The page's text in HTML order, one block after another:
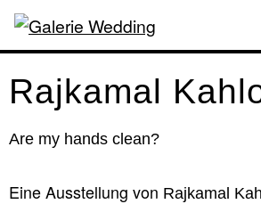
Rajkamal
Are my hands clean?
Eine Ausstellung von Rajkamal